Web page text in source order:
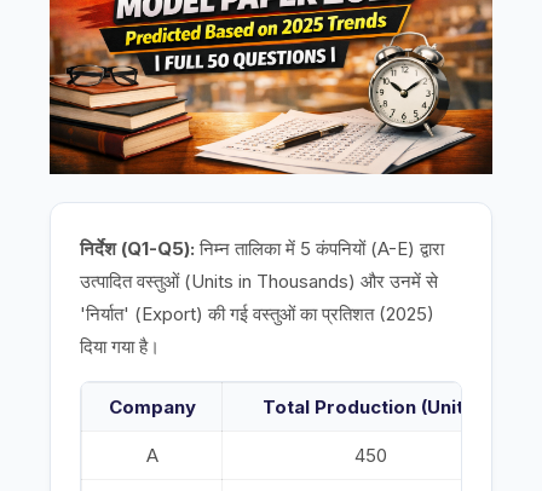
निर्देश (Q1-Q5): निम्न तालिका में 5 कंपनियों (A-E) द्वारा
उत्पादित वस्तुओं (Units in Thousands) और उनमें से
'निर्यात' (Export) की गई वस्तुओं का प्रतिशत (2025)
दिया गया है।
Company Total Production (Units)
A 450